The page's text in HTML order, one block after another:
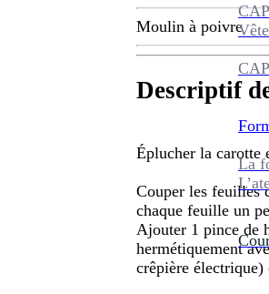
La
Moulin à poivre
Descriptif
Éplucher la carotte
Couper les feuilles
chaque feuille un
Ajouter 1 pince de
hermétiquement
crêpière